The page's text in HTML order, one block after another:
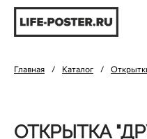
Главная / Каталог /
ОТКРЫТКА